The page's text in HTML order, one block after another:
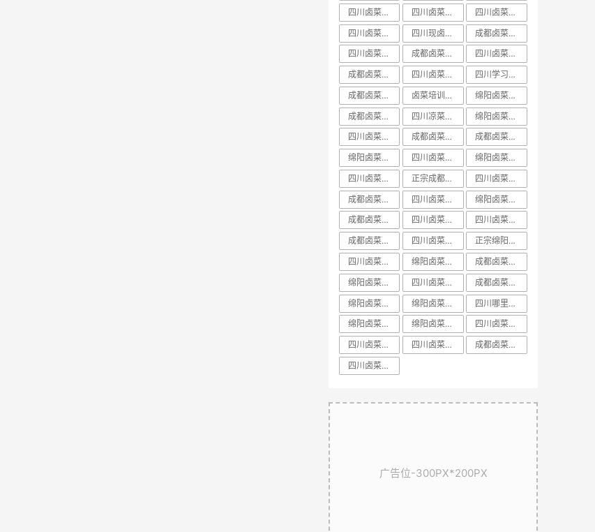
四川卤菜培训哪家好
四川卤菜价格培训技术学习哪家好
四川卤菜培训前十
四川卤菜培训班排名
四川现卤现捞培训
成都卤菜培训中心课程
四川卤菜学习培训技术学校哪家好
成都卤菜培训学校课程
四川卤菜培训机构
成都卤菜培训哪家好
四川卤菜学习技术培训学费多少钱
四川学习卤菜技术中心培训机构哪家好
成都卤菜培训技术课程
卤菜培训排行榜
绵阳卤菜培训学费
成都卤菜培训哪里好
四川凉菜卤菜学习技术培训基地哪家好
绵阳卤菜培训课程
四川卤菜培训费用一般多少学费
成都卤菜培训学费课程
成都卤菜培训基地课程
绵阳卤菜培训前十
​四川卤菜培训排行榜
绵阳卤菜培训方法
四川卤菜培训实体店
正宗成都卤菜培训课程
四川卤菜培训学费
成都卤菜培训实体店
四川卤菜培训价格
绵阳卤菜培训中心
成都卤菜培训排名课程
​四川卤菜培训中心
四川卤菜基地技术培训学习哪家好
成都卤菜培训前十课程
四川卤菜培训方法
正宗绵阳卤菜培训
四川卤菜培训配方
绵阳卤菜培训学校
成都卤菜培训方法教学
绵阳卤菜培训价格
四川卤菜培训排名
成都卤菜培训课程教学
​绵阳卤菜培训排名
绵阳卤菜培训配方
四川哪里有正宗卤菜学习培训基地
绵阳卤菜培训基地
绵阳卤菜培训机构
​四川卤菜培训学校
​四川卤菜培训课程
​四川卤菜培训技术
​成都卤菜培训配方教学
​四川卤菜培训哪里好
广告位-300PX*200PX